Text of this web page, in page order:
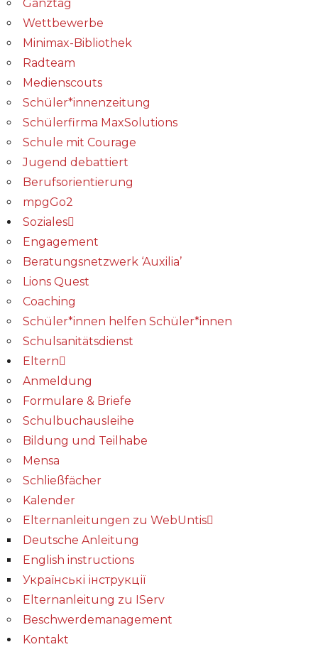
Ganztag
Wettbewerbe
Minimax-Bibliothek​
Radteam
Medienscouts
Schüler*innenzeitung
Schülerfirma MaxSolutions
Schule mit Courage
Jugend debattiert
Berufsorientierung
mpgGo2
Soziales
Engagement
Beratungsnetzwerk ‘Auxilia’
Lions Quest
Coaching
Schüler*innen helfen Schüler*innen
Schulsanitätsdienst
Eltern
Anmeldung
Formulare & Briefe
Schulbuchausleihe
Bildung und Teilhabe
Mensa
Schließfächer
Kalender
Elternanleitungen zu WebUntis
Deutsche Anleitung
English instructions
Українські інструкції
Elternanleitung zu IServ
Beschwerdemanagement
Kontakt